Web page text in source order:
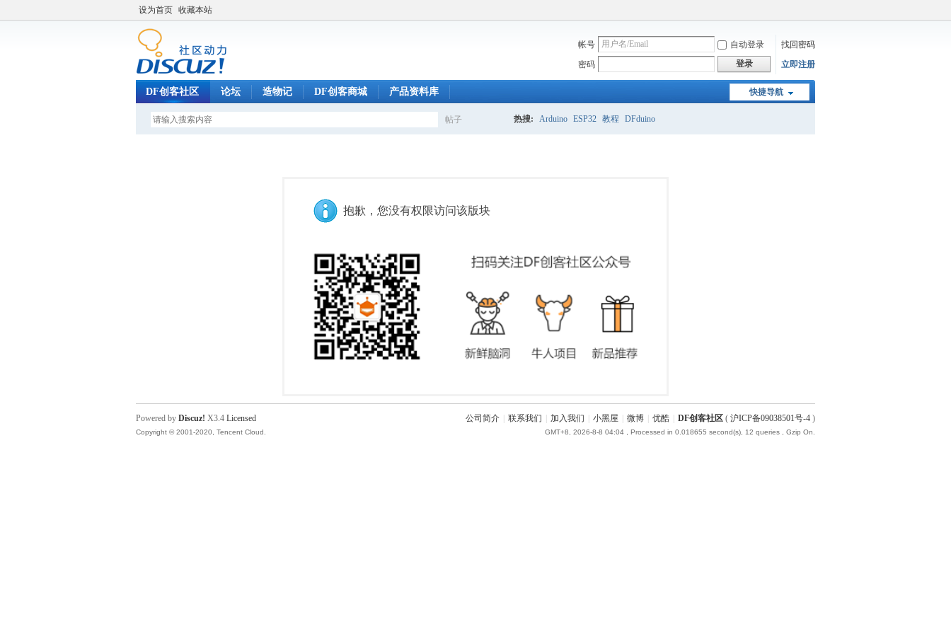
设为首页 收藏本站
帐号 自动登录
找回密码
密码
登录 立即注册
快捷导航
DF创客社区 论坛 造物记 DF创客商城 产品资料库
帖子 热搜: Arduino ESP32 教程 DFduino
抱歉，您没有权限访问该版块
公司简介 联系我们 加入我们 小黑屋 微博 优酷 DF创客社区 ( 沪ICP备09038501号-4 )
GMT+8, 2026-8-8 04:04 , Processed in 0.018655 second(s), 12 queries , Gzip On.
Powered by Discuz! X3.4 Licensed
Copyright © 2001-2020, Tencent Cloud.